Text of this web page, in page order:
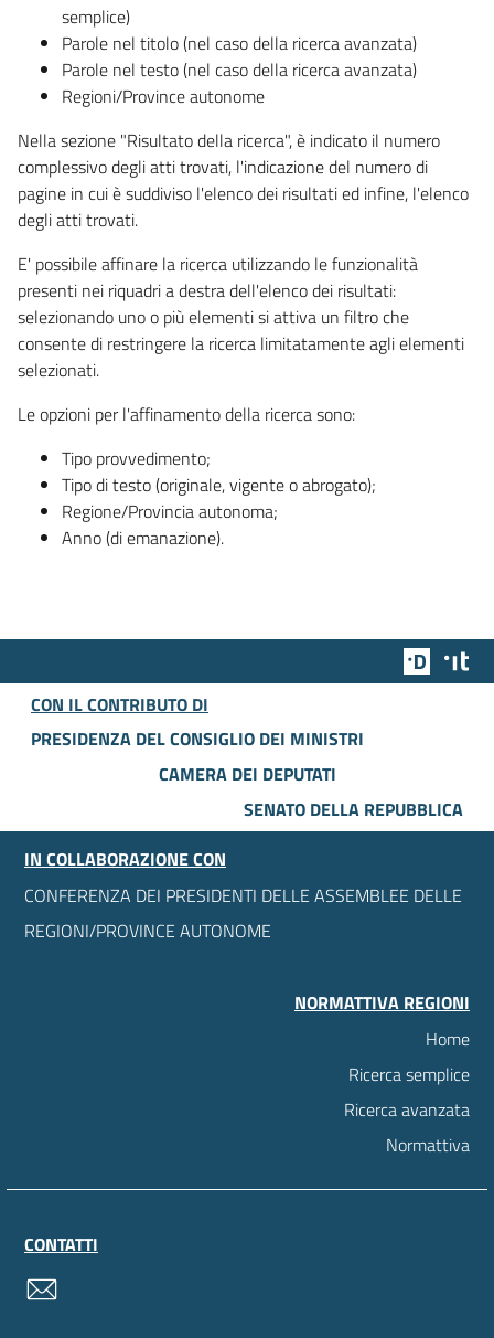
semplice)
Parole nel titolo (nel caso della ricerca avanzata)
Parole nel testo (nel caso della ricerca avanzata)
Regioni/Province autonome
Nella sezione "Risultato della ricerca", è indicato il numero
complessivo degli atti trovati, l'indicazione del numero di
pagine in cui è suddiviso l'elenco dei risultati ed infine, l'elenco
degli atti trovati.
E' possibile affinare la ricerca utilizzando le funzionalità
presenti nei riquadri a destra dell'elenco dei risultati:
selezionando uno o più elementi si attiva un filtro che
consente di restringere la ricerca limitatamente agli elementi
selezionati.
Le opzioni per l'affinamento della ricerca sono:
Tipo provvedimento;
Tipo di testo (originale, vigente o abrogato);
Regione/Provincia autonoma;
Anno (di emanazione).
Team
CON IL CONTRIBUTO DI
PRESIDENZA DEL CONSIGLIO DEI MINISTRI
CAMERA DEI DEPUTATI
SENATO DELLA REPUBBLICA
IN COLLABORAZIONE CON
CONFERENZA DEI PRESIDENTI DELLE ASSEMBLEE DELLE
REGIONI/PROVINCE AUTONOME
NORMATTIVA REGIONI
Home
Ricerca semplice
Ricerca avanzata
Normattiva
CONTATTI